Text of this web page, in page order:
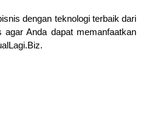
dengan teknologi terbaik dari
Anda dapat memanfaatkan